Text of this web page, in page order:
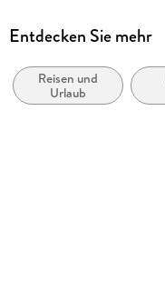
Verlag/Hersteller
Produktart
Kalender
Entdecken Sie mehr
Reisen und
Urlaub